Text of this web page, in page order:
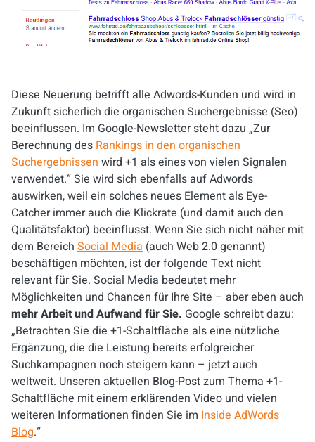
Diese Neuerung betrifft alle Adwords-Kunden und wird in
Zukunft sicherlich die organischen Suchergebnisse (Seo)
beeinflussen. Im Google-Newsletter steht dazu „Zur
Berechnung desRankings in den organischen
Suchergebnissenwird +1 als eines von vielen Signalen
verwendet.“ Sie wird sich ebenfalls auf Adwords
auswirken, weil ein solches neues Element als Eye-
Catcher immer auch die Klickrate (und damit auch den
Qualitätsfaktor) beeinflusst. Wenn Sie sich nicht näher mit
dem Bereich Social Media (auch Web 2.0 genannt)
beschäftigen möchten, ist der folgende Text nicht
relevant für Sie. Social Media bedeutet mehr
Möglichkeiten und Chancen für Ihre Site – aber eben auch
mehr Arbeit und Aufwand für Sie. Google schreibt dazu:
„Betrachten Sie die +1-Schaltfläche als eine nützliche
Ergänzung, die die Leistung bereits erfolgreicher
Suchkampagnen noch steigern kann – jetzt auch
weltweit. Unseren aktuellen Blog-Post zum Thema +1-
Schaltfläche mit einem erklärenden Video und vielen
weiteren Informationen finden Sie im Inside AdWords
Blog.“